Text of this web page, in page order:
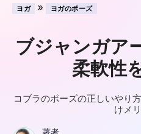
ヨガ » ヨガのポーズ
ブジャンガア
柔軟性
コブラのポーズの正しいやり
けメ